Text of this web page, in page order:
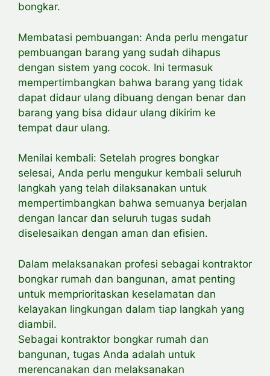
bongkar.
Membatasi pembuangan: Anda perlu mengatur
pembuangan barang yang sudah dihapus
dengan sistem yang cocok. Ini termasuk
mempertimbangkan bahwa barang yang tidak
dapat didaur ulang dibuang dengan benar dan
barang yang bisa didaur ulang dikirim ke
tempat daur ulang.
Menilai kembali: Setelah progres bongkar
selesai, Anda perlu mengukur kembali seluruh
langkah yang telah dilaksanakan untuk
mempertimbangkan bahwa semuanya berjalan
dengan lancar dan seluruh tugas sudah
diselesaikan dengan aman dan efisien.
Dalam melaksanakan profesi sebagai kontraktor
bongkar rumah dan bangunan, amat penting
untuk memprioritaskan keselamatan dan
kelayakan lingkungan dalam tiap langkah yang
diambil.
Sebagai kontraktor bongkar rumah dan
bangunan, tugas Anda adalah untuk
merencanakan dan melaksanakan